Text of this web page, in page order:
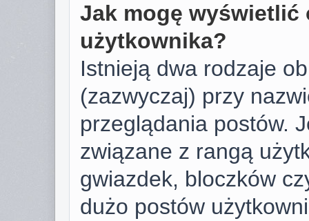
Jak mogę wyświetlić
użytkownika?
Istnieją dwa rodzaje
(zazwyczaj) przy
przeglądania postów.
związane z rangą
gwiazdek, bloczków
dużo postów